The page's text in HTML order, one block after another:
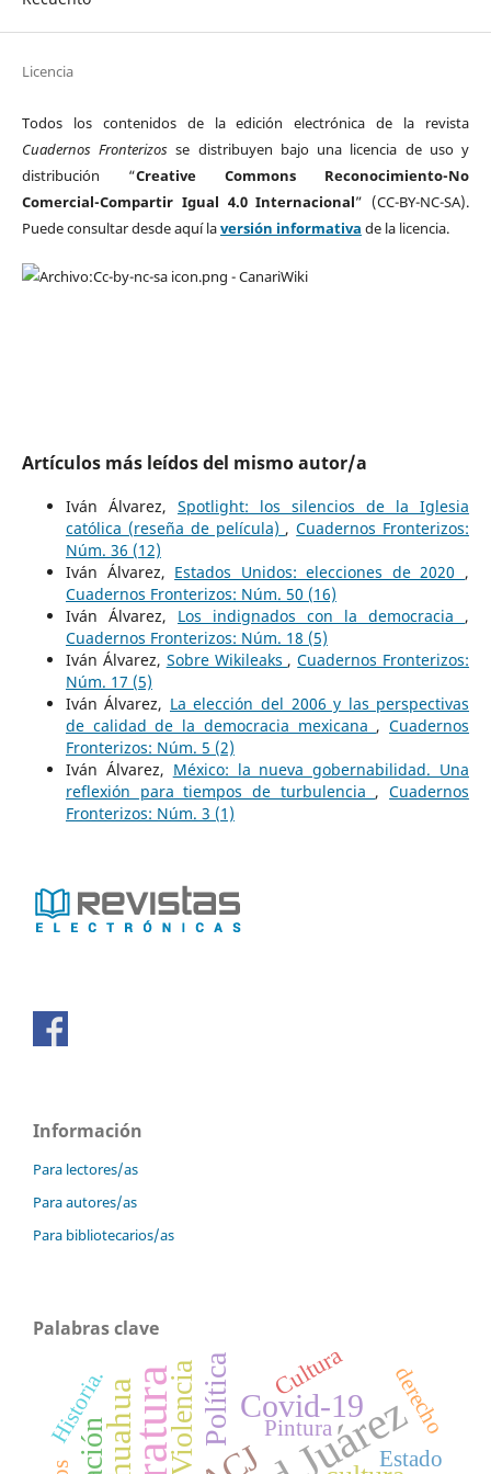
Licencia
Todos los contenidos de la edición electrónica de la revista
Cuadernos Fronterizos se distribuyen bajo una licencia de uso y
distribución “Creative Commons Reconocimiento-No
Comercial-Compartir Igual 4.0 Internacional” (CC-BY-NC-SA).
Puede consultar desde aquí laversión informativa de la licencia.
Artículos más leídos del mismo autor/a
Iván Álvarez, Spotlight: los silencios de la Iglesia
católica (reseña de película) ,Cuadernos Fronterizos:
Núm. 36 (12)
Iván Álvarez, Estados Unidos: elecciones de 2020 ,
Cuadernos Fronterizos: Núm. 50 (16)
Iván Álvarez, Los indignados con la democracia ,
Cuadernos Fronterizos: Núm. 18 (5)
Iván Álvarez, Sobre Wikileaks ,Cuadernos Fronterizos:
Núm. 17 (5)
Iván Álvarez, La elección del 2006 y las perspectivas
de calidad de la democracia mexicana ,Cuadernos
Fronterizos: Núm. 5 (2)
Iván Álvarez, México: la nueva gobernabilidad. Una
reflexión para tiempos de turbulencia ,Cuadernos
Fronterizos: Núm. 3 (1)
Información
Para lectores/as
Para autores/as
Para bibliotecarios/as
Palabras clave
Covid-19
ViolenciaPolítica Cultura derecho
Pintura
Historia.
Estado